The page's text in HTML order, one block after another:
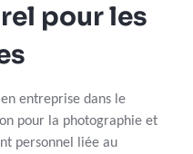
pour les
entreprise dans le
pour la photographie et
personnel liée au